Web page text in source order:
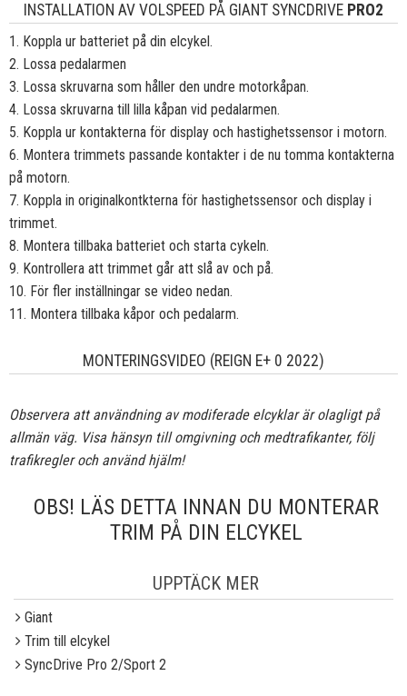
INSTALLATION AV VOLSPEED PÅ GIANT SYNCDRIVE PRO2
1. Koppla ur batteriet på din elcykel.
2. Lossa pedalarmen
3. Lossa skruvarna som håller den undre motorkåpan.
4. Lossa skruvarna till lilla kåpan vid pedalarmen.
5. Koppla ur kontakterna för display och hastighetssensor i motorn.
6. Montera trimmets passande kontakter i de nu tomma kontakterna
på motorn.
7. Koppla in originalkontkterna för hastighetssensor och display i
trimmet.
8. Montera tillbaka batteriet och starta cykeln.
9. Kontrollera att trimmet går att slå av och på.
10. För fler inställningar se video nedan.
11. Montera tillbaka kåpor och pedalarm.
MONTERINGSVIDEO (REIGN E+ 0 2022)
Observera att användning av modiferade elcyklar är olagligt på
allmän väg. Visa hänsyn till omgivning och medtrafikanter, följ
trafikregler och använd hjälm!
OBS! LÄS DETTA INNAN DU MONTERAR
TRIM PÅ DIN ELCYKEL
UPPTÄCK MER
Giant
Trim till elcykel
SyncDrive Pro 2/Sport 2